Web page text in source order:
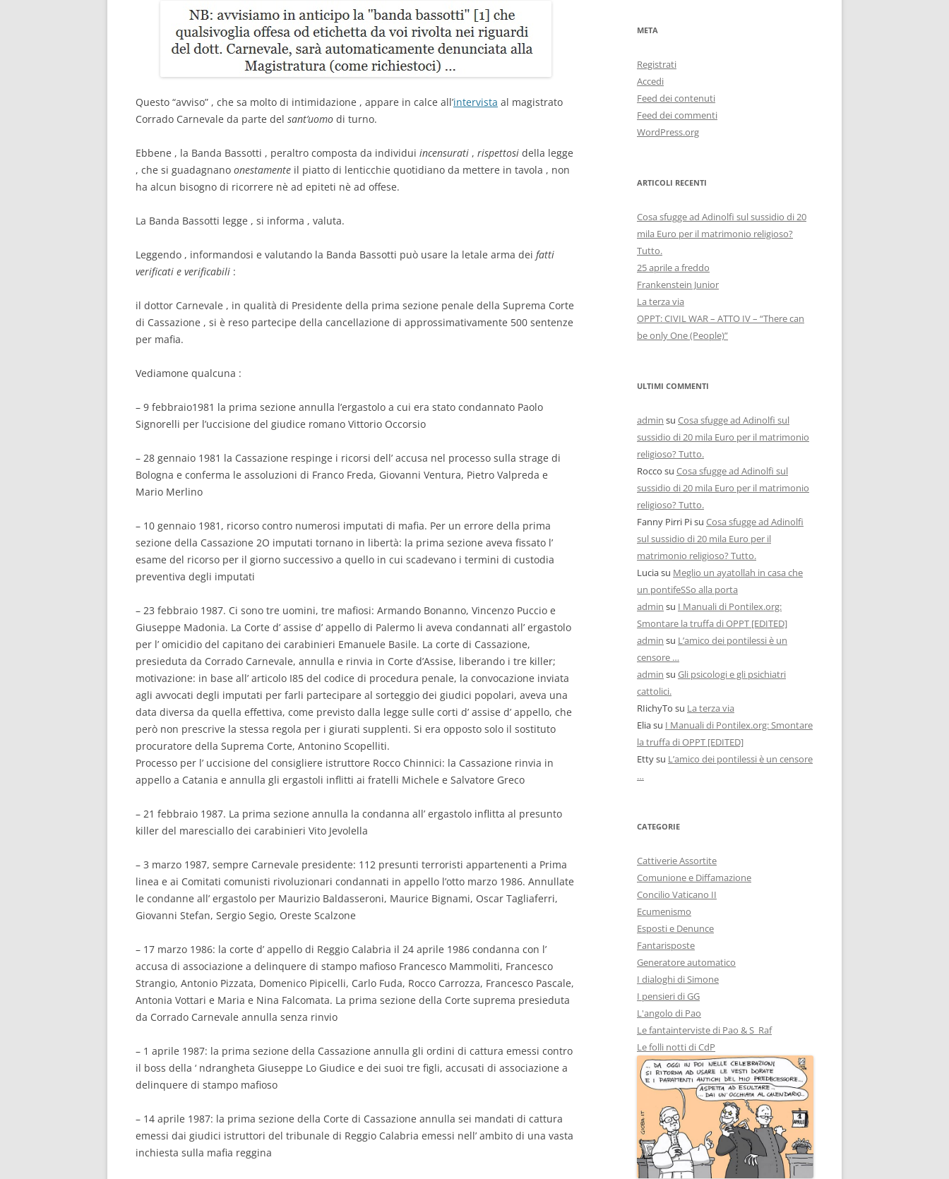
Questo “avviso” , che sa molto di intimidazione , appare in calce all’intervista al magistrato
Corrado Carnevale da parte del sant’uomo di turno.
Ebbene , la Banda Bassotti , peraltro composta da individui incensurati , rispettosi della legge
, che si guadagnano onestamente il piatto di lenticchie quotidiano da mettere in tavola , non
ha alcun bisogno di ricorrere nè ad epiteti nè ad offese.
La Banda Bassotti legge , si informa , valuta.
Leggendo , informandosi e valutando la Banda Bassotti può usare la letale arma dei fatti
verificati e verificabili :
il dottor Carnevale , in qualità di Presidente della prima sezione penale della Suprema Corte
di Cassazione , si è reso partecipe della cancellazione di approssimativamente 500 sentenze
per mafia.
Vediamone qualcuna :
– 9 febbraio1981 la prima sezione annulla l’ergastolo a cui era stato condannato Paolo
Signorelli per l’uccisione del giudice romano Vittorio Occorsio
– 28 gennaio 1981 la Cassazione respinge i ricorsi dell’ accusa nel processo sulla strage di
Bologna e conferma le assoluzioni di Franco Freda, Giovanni Ventura, Pietro Valpreda e
Mario Merlino
– 10 gennaio 1981, ricorso contro numerosi imputati di mafia. Per un errore della prima
sezione della Cassazione 2O imputati tornano in libertà: la prima sezione aveva fissato l’
esame del ricorso per il giorno successivo a quello in cui scadevano i termini di custodia
preventiva degli imputati
– 23 febbraio 1987. Ci sono tre uomini, tre mafiosi: Armando Bonanno, Vincenzo Puccio e
Giuseppe Madonia. La Corte d’ assise d’ appello di Palermo li aveva condannati all’ ergastolo
per l’ omicidio del capitano dei carabinieri Emanuele Basile. La corte di Cassazione,
presieduta da Corrado Carnevale, annulla e rinvia in Corte d’Assise, liberando i tre killer;
motivazione: in base all’ articolo I85 del codice di procedura penale, la convocazione inviata
agli avvocati degli imputati per farli partecipare al sorteggio dei giudici popolari, aveva una
data diversa da quella effettiva, come previsto dalla legge sulle corti d’ assise d’ appello, che
però non prescrive la stessa regola per i giurati supplenti. Si era opposto solo il sostituto
procuratore della Suprema Corte, Antonino Scopelliti.
Processo per l’ uccisione del consigliere istruttore Rocco Chinnici: la Cassazione rinvia in
appello a Catania e annulla gli ergastoli inflitti ai fratelli Michele e Salvatore Greco
– 21 febbraio 1987. La prima sezione annulla la condanna all’ ergastolo inflitta al presunto
killer del maresciallo dei carabinieri Vito Jevolella
– 3 marzo 1987, sempre Carnevale presidente: 112 presunti terroristi appartenenti a Prima
linea e ai Comitati comunisti rivoluzionari condannati in appello l’otto marzo 1986. Annullate
le condanne all’ ergastolo per Maurizio Baldasseroni, Maurice Bignami, Oscar Tagliaferri,
Giovanni Stefan, Sergio Segio, Oreste Scalzone
– 17 marzo 1986: la corte d’ appello di Reggio Calabria il 24 aprile 1986 condanna con l’
accusa di associazione a delinquere di stampo mafioso Francesco Mammoliti, Francesco
Strangio, Antonio Pizzata, Domenico Pipicelli, Carlo Fuda, Rocco Carrozza, Francesco Pascale,
Antonia Vottari e Maria e Nina Falcomata. La prima sezione della Corte suprema presieduta
da Corrado Carnevale annulla senza rinvio
– 1 aprile 1987: la prima sezione della Cassazione annulla gli ordini di cattura emessi contro
il boss della ‘ ndrangheta Giuseppe Lo Giudice e dei suoi tre figli, accusati di associazione a
delinquere di stampo mafioso
– 14 aprile 1987: la prima sezione della Corte di Cassazione annulla sei mandati di cattura
emessi dai giudici istruttori del tribunale di Reggio Calabria emessi nell’ ambito di una vasta
inchiesta sulla mafia reggina
META
Registrati
Accedi
Feed dei contenuti
Feed dei commenti
WordPress.org
ARTICOLI RECENTI
Cosa sfugge ad Adinolfi sul sussidio di 20
mila Euro per il matrimonio religioso?
Tutto.
25 aprile a freddo
Frankenstein Junior
La terza via
OPPT: CIVIL WAR – ATTO IV – “There can
be only One (People)”
ULTIMI COMMENTI
admin su Cosa sfugge ad Adinolfi sul
sussidio di 20 mila Euro per il matrimonio
religioso? Tutto.
Rocco su Cosa sfugge ad Adinolfi sul
sussidio di 20 mila Euro per il matrimonio
religioso? Tutto.
Fanny Pirri Pisu Cosa sfugge ad Adinolfi
sul sussidio di 20 mila Euro per il
matrimonio religioso? Tutto.
Luciasu Meglio un ayatollah in casa che
un pontifeSSo alla porta
admin su I Manuali di Pontilex.org:
Smontare la truffa di OPPT [EDITED]
admin su L’amico dei pontilessi è un
censore …
admin su Gli psicologi e gli psichiatri
cattolici.
RIichyTo su La terza via
Eliasu I Manuali di Pontilex.org: Smontare
la truffa di OPPT [EDITED]
Ettysu L’amico dei pontilessi è un censore
…
CATEGORIE
Cattiverie Assortite
Comunione e Diffamazione
Concilio Vaticano II
Ecumenismo
Esposti e Denunce
Fantarisposte
Generatore automatico
I dialoghi di Simone
I pensieri di GG
L'angolo di Pao
Le fantainterviste di Pao & S_Raf
Le folli notti di CdP